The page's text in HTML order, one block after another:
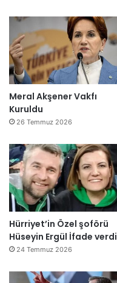
Meral Akşener Vakfı
Kuruldu
26 Temmuz 2026
Hürriyet’in Özel şoförü
Hüseyin Ergül İfade verdi
24 Temmuz 2026